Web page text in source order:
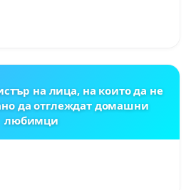
на
между пътен възел АМ
- с. Мирово - к.к.
на лица, на които да не
да отглеждат домашни
любимци